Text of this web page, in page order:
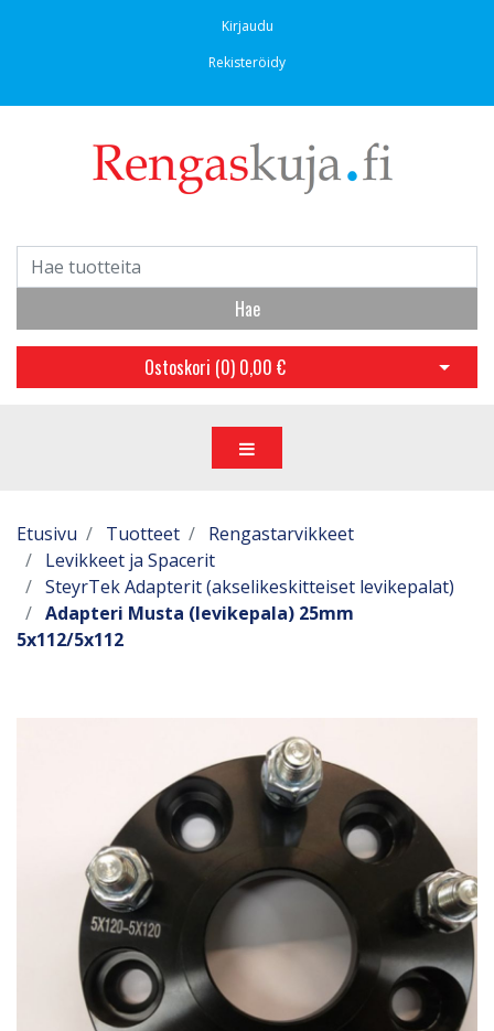
Kirjaudu
Rekisteröidy
Hae
Ostoskori (0) 0,00 € Avaa
Etusivu Tuotteet
Rengastarvikkeet
Levikkeet ja Spacerit
SteyrTek Adapterit (akselikeskitteiset levikepalat)
Adapteri Musta (levikepala) 25mm
5x112/5x112